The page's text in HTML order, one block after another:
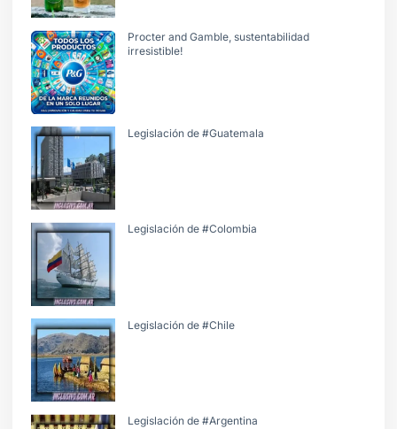
Procter and Gamble, sustentabilidad
irresistible!
Legislación de #Guatemala
Legislación de #Colombia
Legislación de #Chile
Legislación de #Argentina